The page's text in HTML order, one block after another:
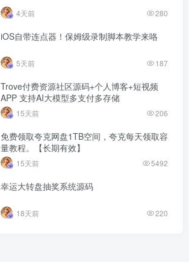
4天前 280
iOS自带连点器！保姆级录制脚本教学来咯
5天前 187
Trove付费资源社区源码+个人博客+短视频
APP 支持AI大模型多支付多存储
15天前 206
免费领取夸克网盘1TB空间，夸克每天领取容
量教程。【长期有效】
15天前 5492
幸运大转盘抽奖系统源码
18天前 220